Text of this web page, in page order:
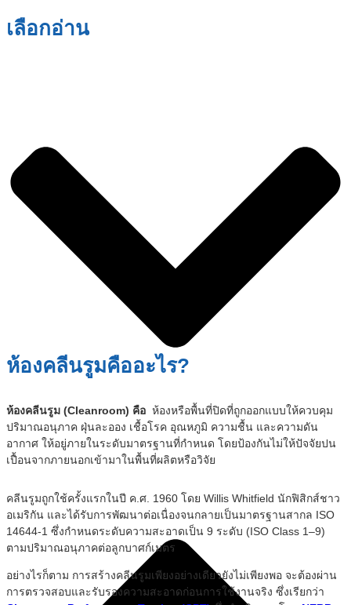
เลือกอ่าน
ห้องคลีนรูมคืออะไร?
ห้องคลีนรูม (Cleanroom) คือ ห้องหรือพื้นที่ปิดที่ถูกออกแบบให้ควบคุม
ปริมาณอนุภาค ฝุ่นละออง เชื้อโรค อุณหภูมิ ความชื้น และความดัน
อากาศ ให้อยู่ภายในระดับมาตรฐานที่กำหนด โดยป้องกันไม่ให้ปัจจัยปน
เปื้อนจากภายนอกเข้ามาในพื้นที่ผลิตหรือวิจัย
คลีนรูมถูกใช้ครั้งแรกในปี ค.ศ. 1960 โดย Willis Whitfield นักฟิสิกส์ชาว
อเมริกัน และได้รับการพัฒนาต่อเนื่องจนกลายเป็นมาตรฐานสากล ISO
14644-1 ซึ่งกำหนดระดับความสะอาดเป็น 9 ระดับ (ISO Class 1–9)
ตามปริมาณอนุภาคต่อลูกบาศก์เมตร
อย่างไรก็ตาม การสร้างคลีนรูมเพียงอย่างเดียวยังไม่เพียงพอ จะต้องผ่าน
การตรวจสอบและรับรองความสะอาดก่อนการใช้งานจริง ซึ่งเรียกว่า